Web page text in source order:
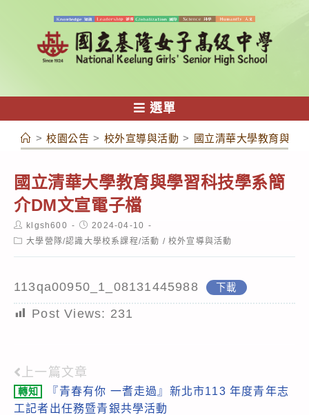
容
選單
> 校園公告 > 校外宣導與活動 > 國立清華大學教育與學
國立清華大學教育與學習科技學系簡
介DM文宣電子檔
Post
author:
klgsh600
Post
published:
2024-04-10
Post大學營隊/認識大學校系課程/活動 / 校外宣導與活動
113qa00950_1_08131445988 下載
Post Views: 231
Read
more
上一篇文章
轉知
『青春有你 一耆走過』新北市113 年度青年志
工記者出任務暨青銀共學活動